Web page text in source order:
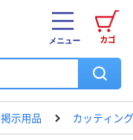
カゴ
メニュー
掲示用品 カッティン